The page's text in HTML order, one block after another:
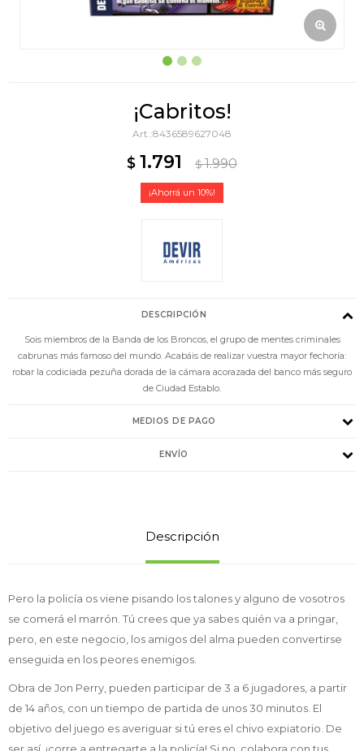
¡Cabritos!
8436589627048
$ 1.791 $ 1.990
10
DESCRIPCIÓN
Sois miembros de la Banda de los Broncos, el grupo de mentes criminales
cabrunas más famoso del mundo. Acabáis de realizar vuestra mayor fechoría:
robar la codiciada pezuña dorada de la cámara acorazada del banco más seguro
de Ciudad Establo.
MEDIOS DE PAGO
ENVÍO
Descripción
Pero la policía os viene pisando los talones y alguno de vosotros
se comerá el marrón. Tú crees que ya sabes quién va a pringar,
pero, en este negocio, los amigos del alma pueden convertirse
enseguida en los peores enemigos.
Obra de Jon Perry, pueden participar de 3 a 6 jugadores, a partir
de 14 años, con un tiempo de partida de unos 30 minutos. El
objetivo del juego es averiguar si tú eres el chivo expiatorio. De
ser así, ¡corre a entregarte a la policía! Si no, colabora con tus